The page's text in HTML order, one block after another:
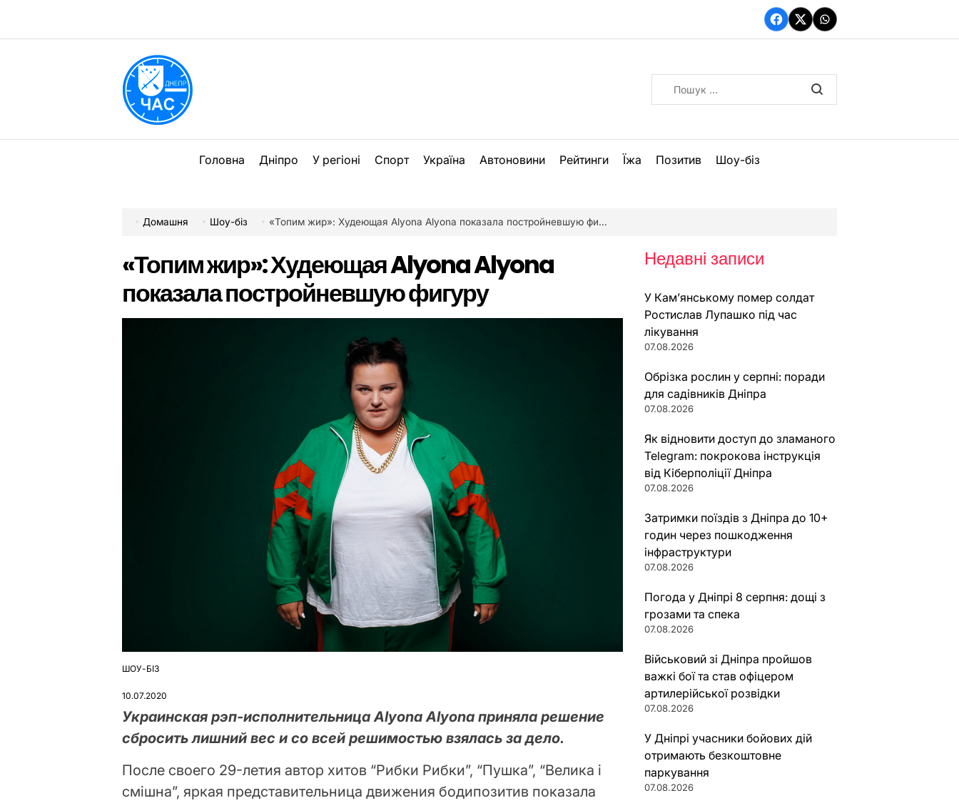
вмісту
Facebook
TwitterWhatsApp
Головна Дніпро У регіоні Спорт Україна Автоновини Рейтинги Їжа Позитив Шоу-біз
Домашня Шоу-біз «Топим жир»: Худеющая Alyona Alyona показала постройневшую фигуру
«Топим жир»: Худеющая Alyona Alyona
показала постройневшую фигуру
ОПУБЛІКУВАТИ
ШОУ-БІЗ
10.07.2020
Украинская рэп-исполнительница Alyona Alyona приняла решение
сбросить лишний вес и со всей решимостью взялась за дело.
После своего 29-летия автор хитов “Рибки Рибки”, “Пушка”, “Велика і
смішна”, яркая представительница движения бодипозитив показала
Недавні записи
У Кам’янському помер солдат
Ростислав Лупашко під час
лікування
07.08.2026
Обрізка рослин у серпні: поради
для садівників Дніпра
07.08.2026
Як відновити доступ до зламаного
Telegram: покрокова інструкція
від Кіберполіції Дніпра
07.08.2026
Затримки поїздів з Дніпра до 10+
годин через пошкодження
інфраструктури
07.08.2026
Погода у Дніпрі 8 серпня: дощі з
грозами та спека
07.08.2026
Військовий зі Дніпра пройшов
важкі бої та став офіцером
артилерійської розвідки
07.08.2026
У Дніпрі учасники бойових дій
отримають безкоштовне
паркування
07.08.2026